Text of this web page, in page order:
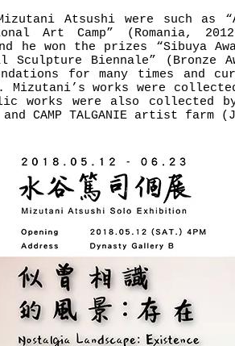
Atsushi were such as
Art Camp” (Romania,
he won the prizes “Sibuya
Sculpture Biennale” (Bronze
for many times and
Mizutani’s works were
works were also collected
and CAMP TALGANIE artist farm